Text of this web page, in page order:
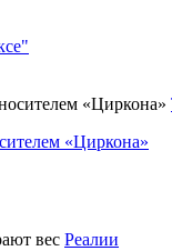
«Циркона»
Реалии